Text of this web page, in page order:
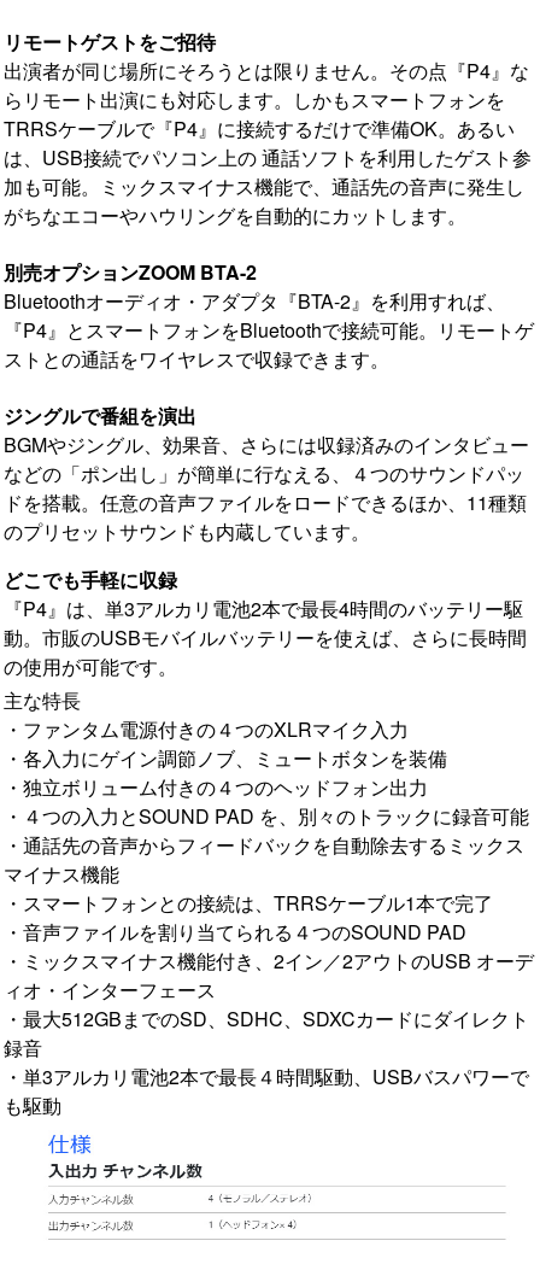
リモートゲストをご招待
出演者が同じ場所にそろうとは限りません。その点『P4』な
らリモート出演にも対応します。しかもスマートフォンを
TRRSケーブルで『P4』に接続するだけで準備OK。あるい
は、USB接続でパソコン上の 通話ソフトを利用したゲスト参
加も可能。ミックスマイナス機能で、通話先の音声に発生し
がちなエコーやハウリングを自動的にカットします。
別売オプションZOOM BTA-2
Bluetoothオーディオ・アダプタ『BTA-2』を利用すれば、
『P4』とスマートフォンをBluetoothで接続可能。リモートゲ
ストとの通話をワイヤレスで収録できます。
ジングルで番組を演出
BGMやジングル、効果音、さらには収録済みのインタビュー
などの「ポン出し」が簡単に行なえる、４つのサウンドパッ
ドを搭載。任意の音声ファイルをロードできるほか、11種類
のプリセットサウンドも内蔵しています。
どこでも手軽に収録
『P4』は、単3アルカリ電池2本で最長4時間のバッテリー駆
動。市販のUSBモバイルバッテリーを使えば、さらに長時間
の使用が可能です。
主な特長
・ファンタム電源付きの４つのXLRマイク入力
・各入力にゲイン調節ノブ、ミュートボタンを装備
・独立ボリューム付きの４つのヘッドフォン出力
・４つの入力とSOUND PAD を、別々のトラックに録音可能
・通話先の音声からフィードバックを自動除去するミックス
マイナス機能
・スマートフォンとの接続は、TRRSケーブル1本で完了
・音声ファイルを割り当てられる４つのSOUND PAD
・ミックスマイナス機能付き、2イン／2アウトのUSB オーデ
ィオ・インターフェース
・最大512GBまでのSD、SDHC、SDXCカードにダイレクト
録音
・単3アルカリ電池2本で最長４時間駆動、USBバスパワーで
も駆動